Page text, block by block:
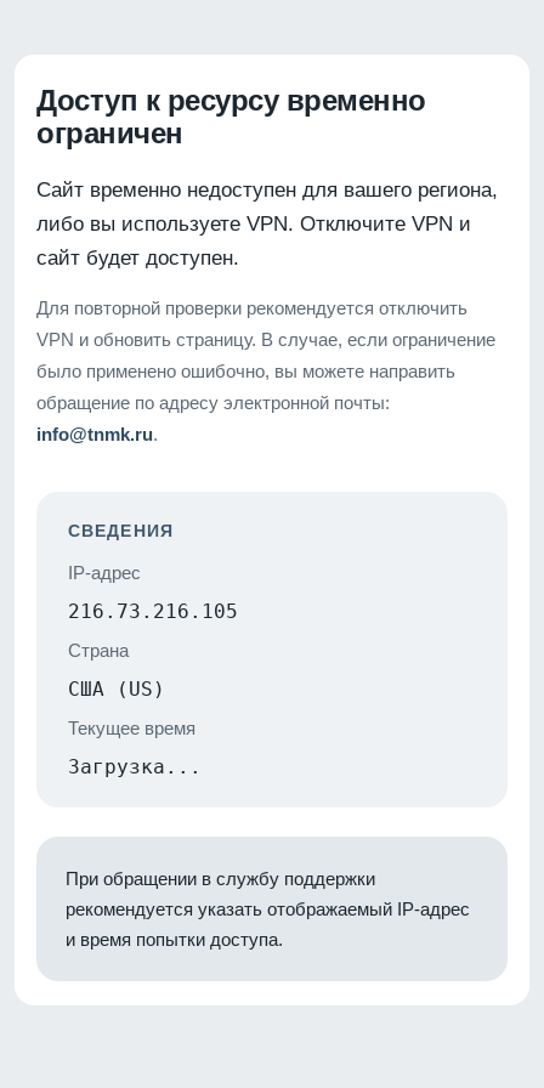
Доступ к ресурсу временно
ограничен
Сайт временно недоступен для вашего региона,
либо вы используете VPN. Отключите VPN и
сайт будет доступен.
Для повторной проверки рекомендуется отключить
VPN и обновить страницу. В случае, если ограничение
было применено ошибочно, вы можете направить
обращение по адресу электронной почты:
info@tnmk.ru.
СВЕДЕНИЯ
IP-адрес
216.73.216.105
Страна
США (US)
Текущее время
Загрузка...
При обращении в службу поддержки
рекомендуется указать отображаемый IP-адрес
и время попытки доступа.